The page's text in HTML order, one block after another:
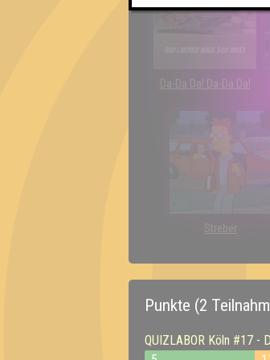
Da-Da Da! Da-Da Da!
Streber
Punkte (2
QUIZLABOR Köln #17 -